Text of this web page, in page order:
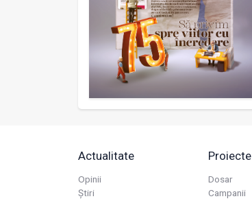
Actualitate
Opinii
Știri
Proiecte
Dosar
Campanii